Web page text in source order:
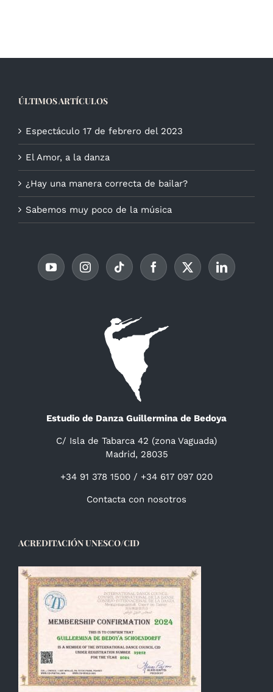
ÚLTIMOS ARTÍCULOS
Espectáculo 17 de febrero del 2023
El Amor, a la danza
¿Hay una manera correcta de bailar?
Sabemos muy poco de la música
Estudio de Danza Guillermina de Bedoya
C/ Isla de Tabarca 42 (zona Vaguada)
Madrid, 28035
+34 91 378 1500 / +34 617 097 020
Contacta con nosotros
ACREDITACIÓN UNESCO/CID